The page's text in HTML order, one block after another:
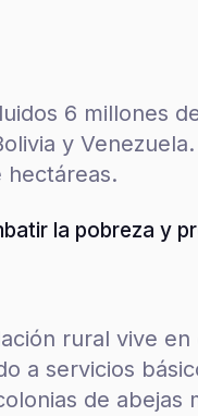
6 millones
y
hectáreas.
la pobreza y
rural vive
a servicios
de abejas